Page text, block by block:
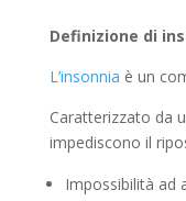
Definizione di
L’insonnia è un
Caratterizzato da
impediscono il
Impossibilità ad